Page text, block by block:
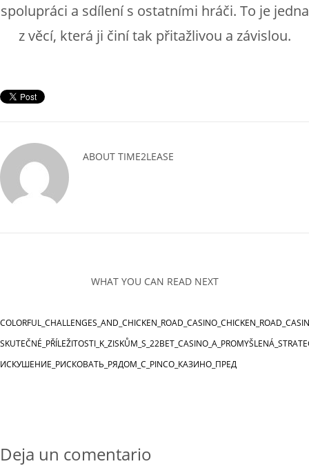
spolupráci a sdílení s ostatními hráči. To je jedna
z věcí, která ji činí tak přitažlivou a závislou.
ABOUT TIME2LEASE
WHAT YOU CAN READ NEXT
ИСКУШЕНИЕ_РИСКОВАТЬ_РЯДОМ_С_PINCO_КАЗИНО_ПРЕД
Deja un comentario